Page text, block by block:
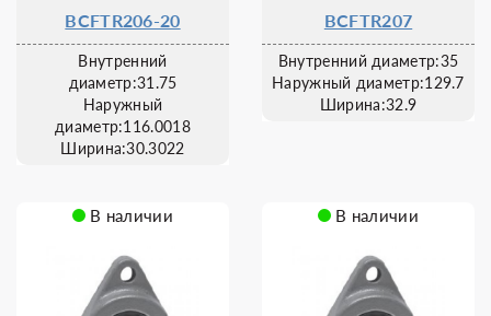
BCFTR206-20
Внутренний
диаметр:31.75
Наружный
диаметр:116.0018
Ширина:30.3022
BCFTR207
Внутренний диаметр:35
Наружный диаметр:129.7
Ширина:32.9
В наличии В наличии